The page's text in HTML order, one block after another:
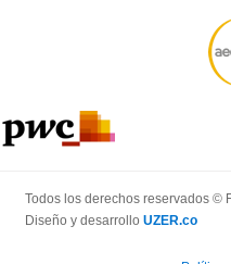
Todos los derechos reservados ©
Diseño y desarrollo UZER.co